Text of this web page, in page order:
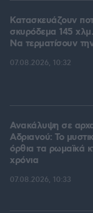
Κατασκευάζουν
σκυρόδεμα 145
Να τερματίσουν
07.08.2026, 10:32
Ανακάλυψη σε
Αδριανού: Το
όρθια τα ρωμαϊκά
χρόνια
07.08.2026, 10:33